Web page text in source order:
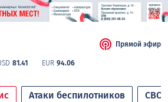
81.41 EUR 94.06
Прямой эфир
Атаки беспилотников СВО